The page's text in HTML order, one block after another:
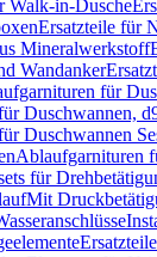
Walk-in-Dusche
Ersatzteile für
Mineralwerkstoff
Wandanker
für
Duschwannen,
Duschwannen
Ablaufgarnituren
für
Mit